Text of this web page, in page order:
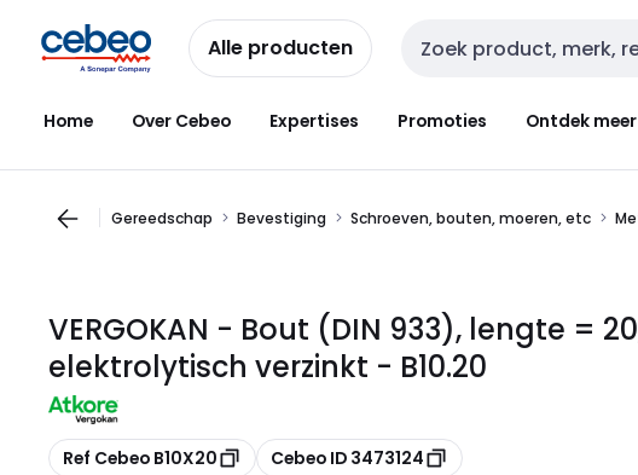
naar
navigatie
naar
inhoud
Alle producten Zoekveld invoer
Home Over Cebeo Expertises Promoties Ontdek meer
Gereedschap Bevestiging Schroeven, bouten, moeren, etc
VERGOKAN - Bout (DIN 933), lengte =
elektrolytisch verzinkt - B10.20
Kopiëren
Ref Cebeo B10X20 Kopiëren
Cebeo ID 3473124